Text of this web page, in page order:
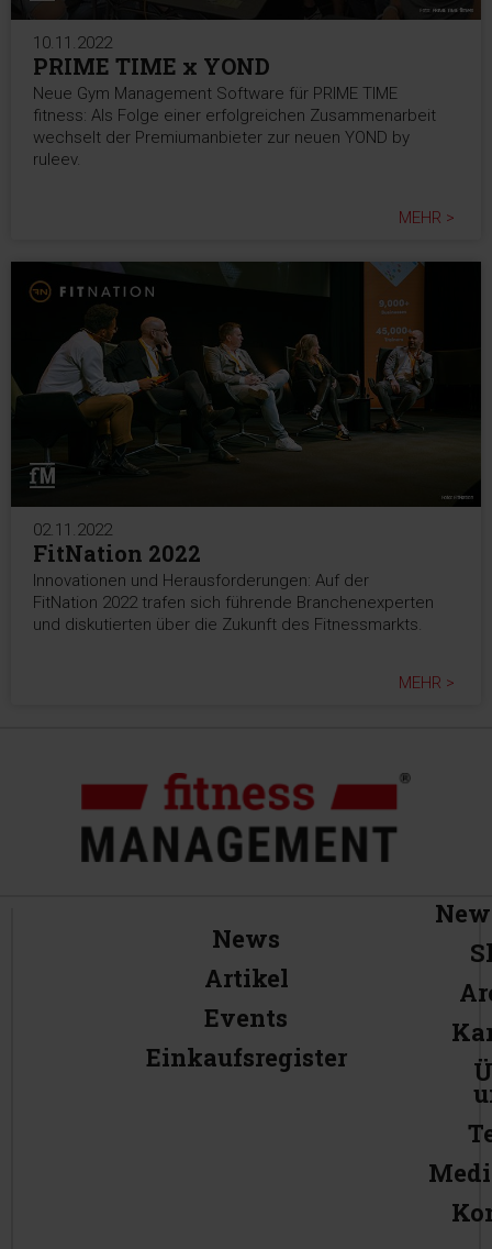
10.11.2022
PRIME TIME x YOND
Neue Gym Management Software für PRIME TIME
fitness: Als Folge einer erfolgreichen Zusammenarbeit
wechselt der Premiumanbieter zur neuen YOND by
ruleev.
MEHR >
02.11.2022
FitNation 2022
Innovationen und Herausforderungen: Auf der
FitNation 2022 trafen sich führende Branchenexperten
und diskutierten über die Zukunft des Fitnessmarkts.
MEHR >
News
Artikel
Events
Einkaufsregister